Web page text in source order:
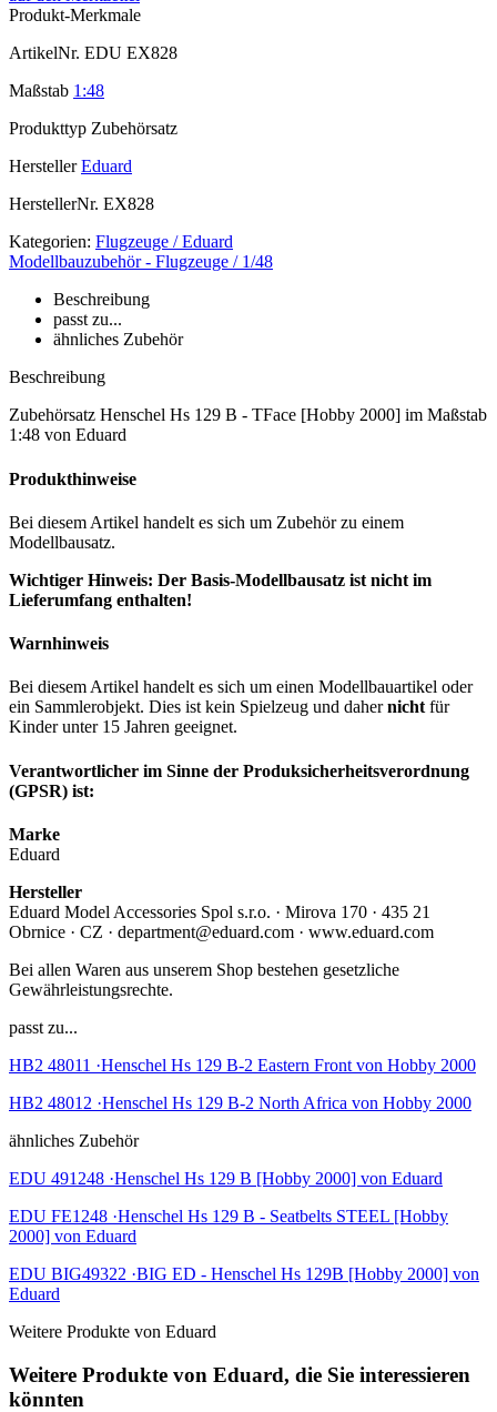
Produkt-Merkmale
ArtikelNr. EDU EX828
Maßstab 1:48
Produkttyp Zubehörsatz
Hersteller Eduard
HerstellerNr. EX828
Kategorien: Flugzeuge / Eduard
Modellbauzubehör - Flugzeuge / 1/48
Beschreibung
passt zu...
ähnliches Zubehör
Beschreibung
Zubehörsatz Henschel Hs 129 B - TFace [Hobby 2000] im Maßstab
1:48 von Eduard
Produkthinweise
Bei diesem Artikel handelt es sich um Zubehör zu einem
Modellbausatz.
Wichtiger Hinweis: Der Basis-Modellbausatz ist nicht im
Lieferumfang enthalten!
Warnhinweis
Bei diesem Artikel handelt es sich um einen Modellbauartikel oder
ein Sammlerobjekt. Dies ist kein Spielzeug und dahernicht für
Kinder unter 15 Jahren geeignet.
Verantwortlicher im Sinne der Produksicherheitsverordnung
(GPSR) ist:
Marke
Eduard
Hersteller
Eduard Model Accessories Spol s.r.o. · Mirova 170 · 435 21
Obrnice · CZ · department@eduard.com · www.eduard.com
Bei allen Waren aus unserem Shop bestehen gesetzliche
Gewährleistungsrechte.
passt zu...
HB2 48011 ·Henschel Hs 129 B-2 Eastern Front von Hobby 2000
HB2 48012 ·Henschel Hs 129 B-2 North Africa von Hobby 2000
ähnliches Zubehör
EDU 491248 ·Henschel Hs 129 B [Hobby 2000] von Eduard
EDU FE1248 ·Henschel Hs 129 B - Seatbelts STEEL [Hobby
2000] von Eduard
EDU BIG49322 ·BIG ED - Henschel Hs 129B [Hobby 2000] von
Eduard
Weitere Produkte von Eduard
Weitere Produkte von Eduard, die Sie interessieren
könnten